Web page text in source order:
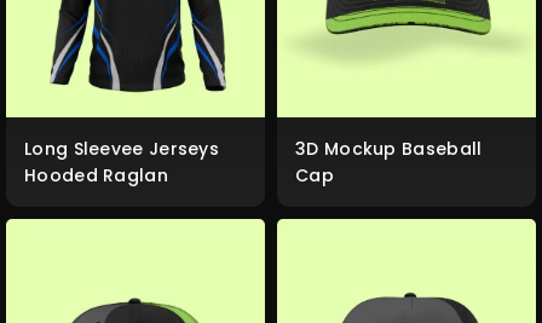
Long Sleevee Jerseys
Hooded Raglan
3D Mockup Baseball
Cap